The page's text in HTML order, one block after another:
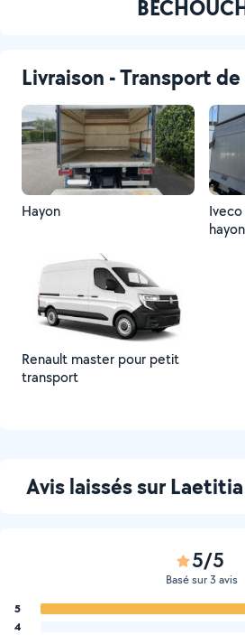
Livraison - Transport
Hayon
Renault master pour petit
transport
Avis laissés sur Laetitia
5/5
Basé sur 3 avis
5
4